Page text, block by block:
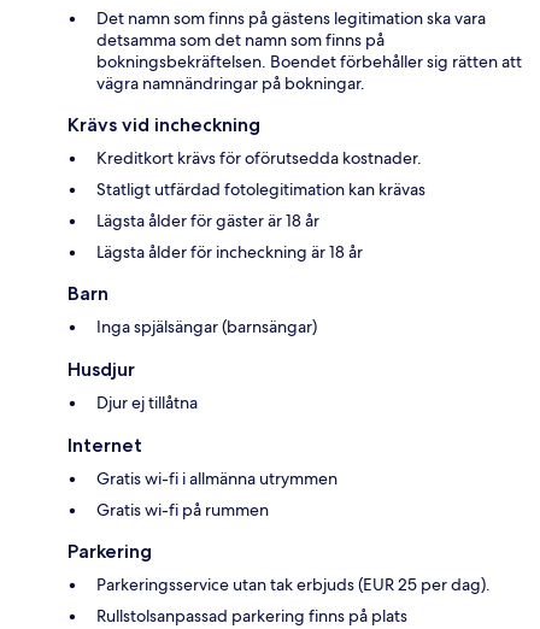
Det namn som finns på gästens legitimation ska vara
detsamma som det namn som finns på
bokningsbekräftelsen. Boendet förbehåller sig rätten att
vägra namnändringar på bokningar.
Krävs vid incheckning
Kreditkort krävs för oförutsedda kostnader.
Statligt utfärdad fotolegitimation kan krävas
Lägsta ålder för gäster är 18 år
Lägsta ålder för incheckning är 18 år
Barn
Inga spjälsängar (barnsängar)
Husdjur
Djur ej tillåtna
Internet
Gratis wi-fi i allmänna utrymmen
Gratis wi-fi på rummen
Parkering
Parkeringsservice utan tak erbjuds (EUR 25 per dag).
Rullstolsanpassad parkering finns på plats